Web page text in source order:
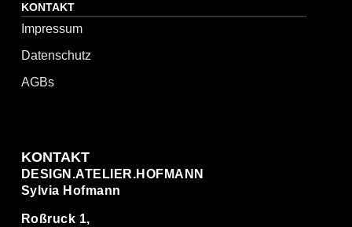
KONTAKT
Impressum
Datenschutz
AGBs
KONTAKT
DESIGN.ATELIER.HOFMANN
Sylvia Hofmann
Roßruck 1,